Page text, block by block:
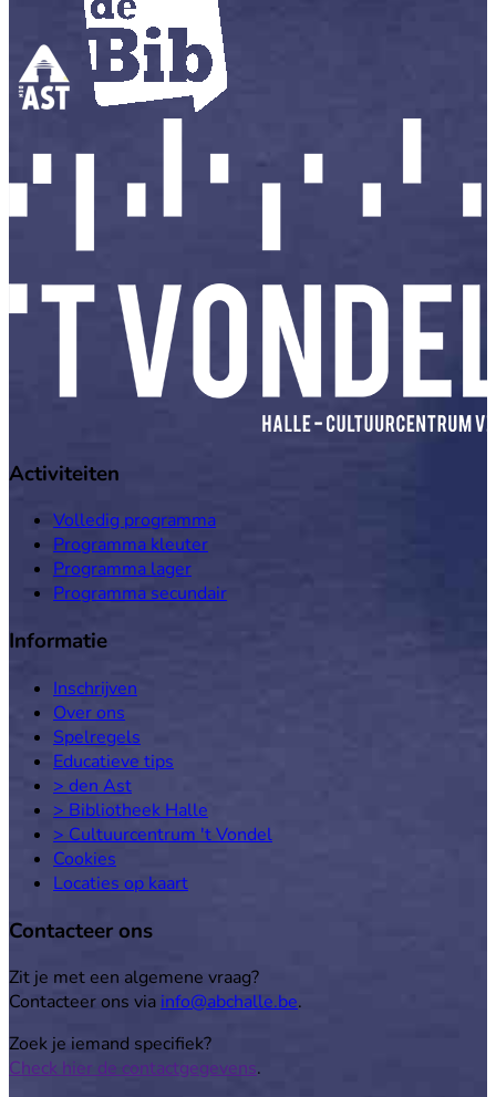
Activiteiten
Volledig programma
Programma kleuter
Programma lager
Programma secundair
Informatie
Inschrijven
Over ons
Spelregels
Educatieve tips
> den Ast
> Bibliotheek Halle
> Cultuurcentrum 't Vondel
Cookies
Locaties op kaart
Contacteer ons
Zit je met een algemene vraag?
Contacteer ons via info@abchalle.be.
Zoek je iemand specifiek?
Check hier de contactgegevens.